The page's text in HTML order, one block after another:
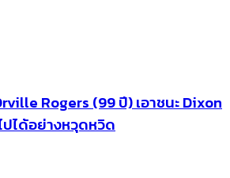
Rogers (99 ปี) เอาชนะ Dixon
ได้อย่างหวุดหวิด